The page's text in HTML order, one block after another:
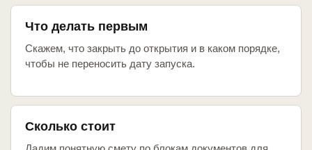
Что делать первым
Скажем, что закрыть до открытия и в каком порядке,
чтобы не переносить дату запуска.
Сколько стоит